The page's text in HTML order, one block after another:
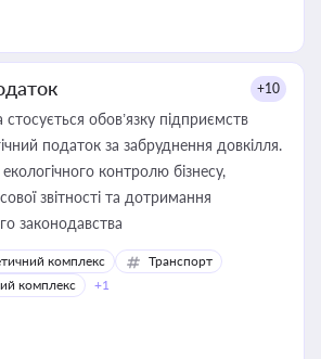
+10
стосується обов’язку підприємств
податок за забруднення довкілля.
контролю бізнесу,
звітності та дотримання
законодавства
комплекс
Транспорт
комплекс
+1